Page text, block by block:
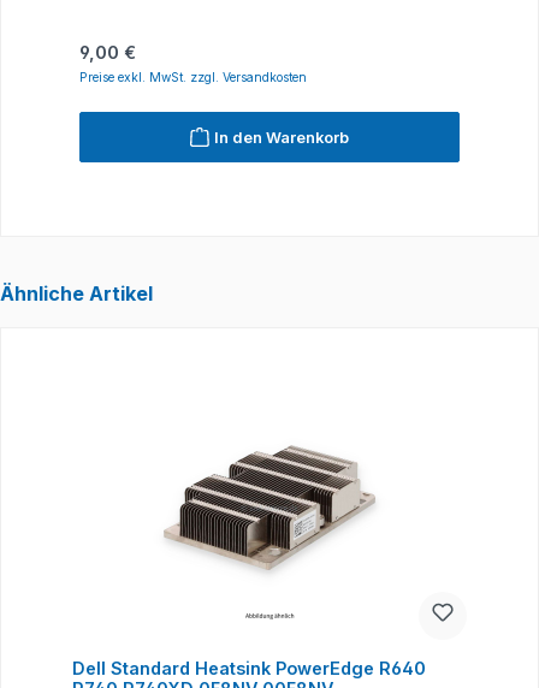
Regulärer Preis:
9,00 €
Preise exkl. MwSt. zzgl. Versandkosten
In den Warenkorb
Ähnliche Artikel
Dell Standard Heatsink PowerEdge R640